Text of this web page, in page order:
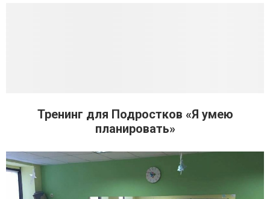
Тренинг для Подростков «Я умею
планировать»